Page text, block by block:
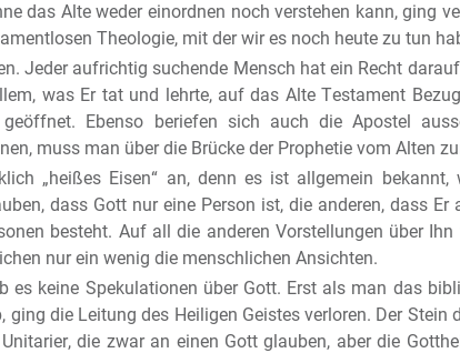
das Alte weder einordnen noch verstehen kann, ging
Theologie, mit der wir es noch heute zu tun
Jeder aufrichtig suchende Mensch hat ein Recht
was Er tat und lehrte, auf das Alte Testament
Ebenso beriefen sich auch die Apostel
muss man über die Brücke der Prophetie vom Alten
„heißes Eisen“ an, denn es ist allgemein bekannt,
dass Gott nur eine Person ist, die anderen, dass Er
besteht. Auf all die anderen Vorstellungen über
nur ein wenig die menschlichen Ansichten.
es keine Spekulationen über Gott. Erst als man das
die Leitung des Heiligen Geistes verloren. Der Stein
die zwar an einen Gott glauben, aber die